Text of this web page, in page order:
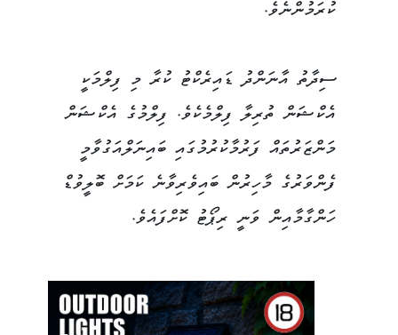
ކުރަމުންނެވެ.
ސިދާތު އާނަންދު ޑައިރެކްޓު ކުރާ މި ފިލްމަކީ
އެކްޝަން ތުރިލާ ފިލްމެކެވެ. ފިލްމުގެ އެކްޝަން
މަންޒަރުތައް ފަރުމާކުރުމުގައި ބައިނަލްއަގުވާމީ
ފެންވަރުގެ މާހިރުން ބައިވެރިވާނެ ކަމަށް ބޮލީވުޑް
ހަންގާމާއިން ވަނީ ރިޕޯޓު ކޮށްފައެވެ.